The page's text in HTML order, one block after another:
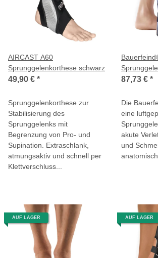
AIRCAST A60
Sprunggelenkorthese schwarz
49,90 € *
Sprunggelenkorthese zur
Stabilisierung des
Sprunggelenks mit
Begrenzung von Pro- und
Supination. Extraschlank,
atmungsaktiv und schnell per
Klettverschluss...
87,73 € *
Die
eine
akute
und
AUF LAGER AUF LAGER